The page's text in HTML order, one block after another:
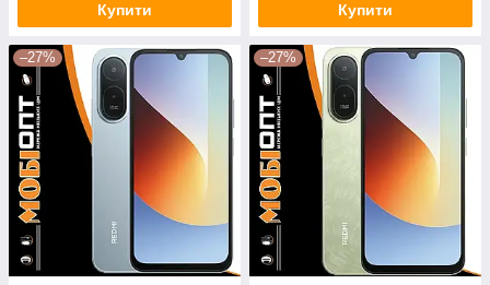
Купити Купити
–27% –27%